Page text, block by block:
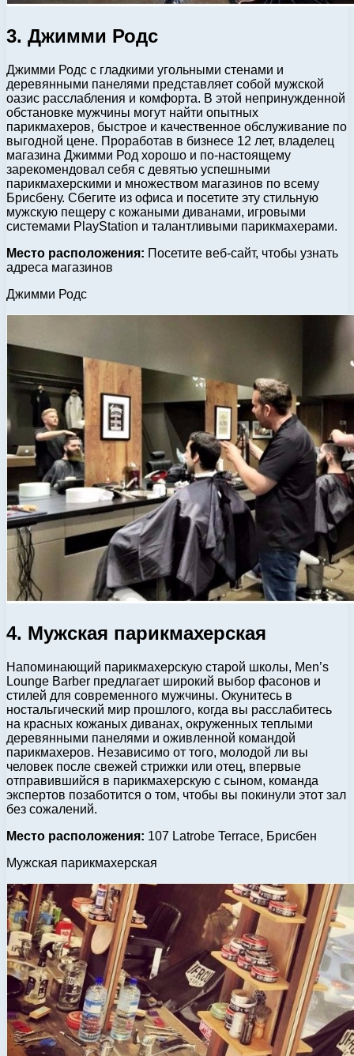
3. Джимми Родс
Джимми Родс с гладкими угольными стенами и
деревянными панелями представляет собой мужской
оазис расслабления и комфорта. В этой непринужденной
обстановке мужчины могут найти опытных
парикмахеров, быстрое и качественное обслуживание по
выгодной цене. Проработав в бизнесе 12 лет, владелец
магазина Джимми Род хорошо и по-настоящему
зарекомендовал себя с девятью успешными
парикмахерскими и множеством магазинов по всему
Брисбену. Сбегите из офиса и посетите эту стильную
мужскую пещеру с кожаными диванами, игровыми
системами PlayStation и талантливыми парикмахерами.
Место расположения: Посетите веб-сайт, чтобы узнать
адреса магазинов
Джимми Родс
4. Мужская парикмахерская
Напоминающий парикмахерскую старой школы, Men’s
Lounge Barber предлагает широкий выбор фасонов и
стилей для современного мужчины. Окунитесь в
ностальгический мир прошлого, когда вы расслабитесь
на красных кожаных диванах, окруженных теплыми
деревянными панелями и оживленной командой
парикмахеров. Независимо от того, молодой ли вы
человек после свежей стрижки или отец, впервые
отправившийся в парикмахерскую с сыном, команда
экспертов позаботится о том, чтобы вы покинули этот зал
без сожалений.
Место расположения: 107 Latrobe Terrace, Брисбен
Мужская парикмахерская